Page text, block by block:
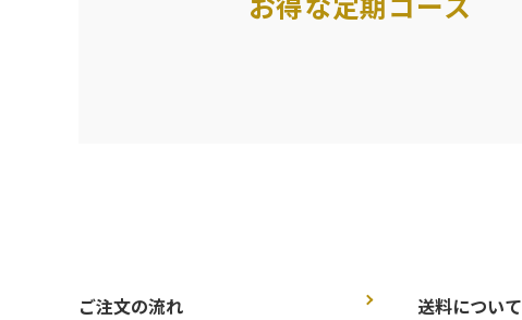
お得な定期コース
ご注文の流れ 送料について